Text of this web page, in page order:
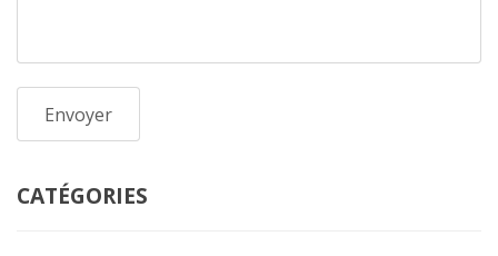
CATÉGORIES